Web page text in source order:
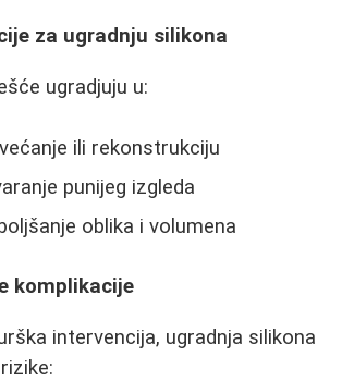
za ugradnju silikona
ugradjuju u:
ili rekonstrukciju
punijeg izgleda
oblika i volumena
komplikacije
intervencija, ugradnja silikona